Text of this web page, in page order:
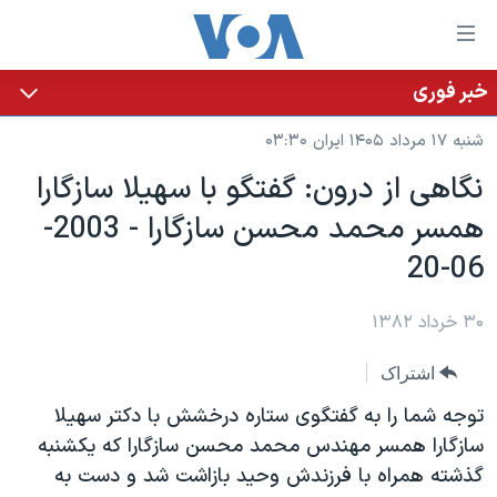
لینکهای
قابل
دسترسی
جهش
محتوای
اصلی
جهش
به
صفحه
جهش
به
جستجو
خانه
نسخه سبک وب‌سایت
موضوع ها
ایران
آمریکا
جهان
ویژه برنامه‌ها
ویدیوها
برنامه های تلویزیونی
جدول برنامه ها
صفحه‌های ویژه
۲۵۰سالگی آمریکا
بایگانی برنامه‌های تلویزیونی
فرکانس‌های صدای آمریکا
یادگیری زبان انگلیسی
خبر فوری
شنبه ۱۷ مرداد ۱۴۰۵ ایران ۰۳:۳۰
نگاهی از درون: گفتگو با سهيلا سازگارا
همسر محمد محسن سازگارا - 2003-
06-20
۳۰ خرداد ۱۳۸۲
اشتراک
توجه شما را به گفتگوی ستاره درخشش با دکتر سهيلا
سازگارا همسر مهندس محمد محسن سازگارا که يکشنبه
گذشته همراه با فرزندش وحيد بازاشت شد و دست به